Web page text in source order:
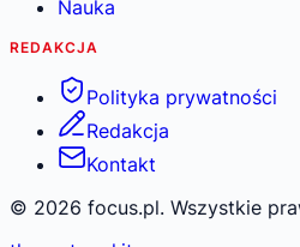
Nauka
REDAKCJA
Polityka prywatności
Redakcja
Kontakt
© 2026 focus.pl. Wszystkie